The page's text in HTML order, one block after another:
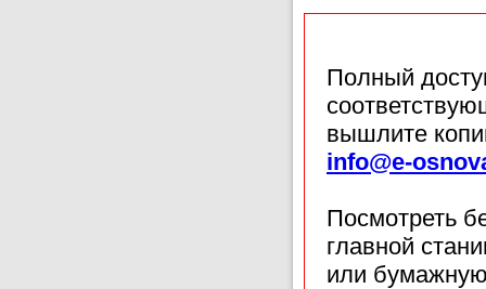
Полный
вышлите
info@e-
Посмотреть
главной
или